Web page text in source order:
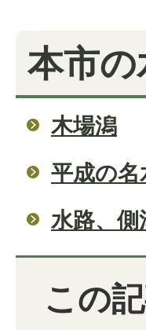
本市
木場潟
平成の名
水路、
この